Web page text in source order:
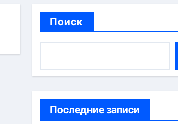
Поиск
Последние записи